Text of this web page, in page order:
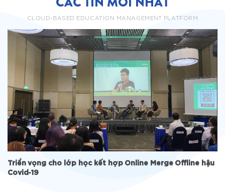
CLOUD-BASED EDUCATION MANAGEMENT PLATFORM
Triển vọng cho lớp học kết hợp Online Merge Offline hậu
Covid-19